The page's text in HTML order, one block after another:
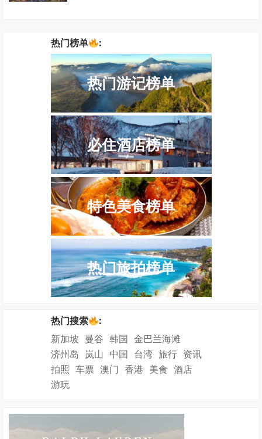
热门榜单 :
热门游记榜单
必住酒店榜单
特色美食榜单
热门旅拍榜单
热门搜索
:
新加坡 曼谷 韩国 金巴兰海滩
济州岛 岚山 中国 台湾 旅行 资讯
拍照 车票 澳门 香港 美食 酒店
游玩